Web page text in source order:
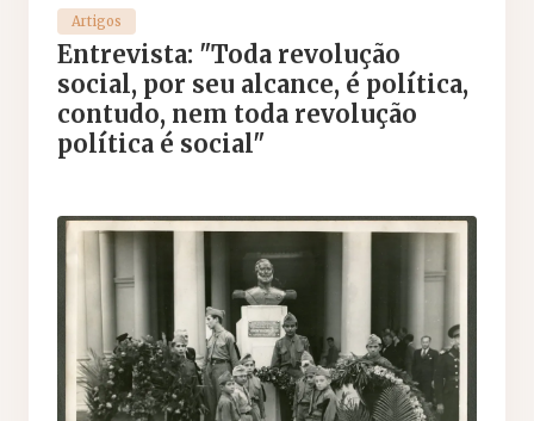
Artigos
Entrevista: "Toda revolução
social, por seu alcance, é política,
contudo, nem toda revolução
política é social"